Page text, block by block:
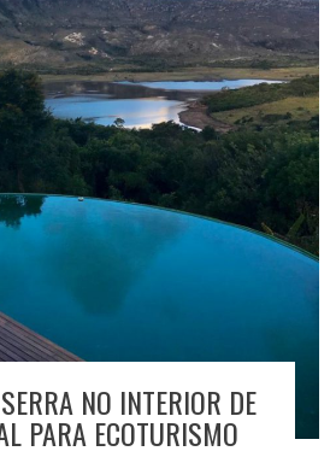
NO INTERIOR DE
PARA ECOTURISMO